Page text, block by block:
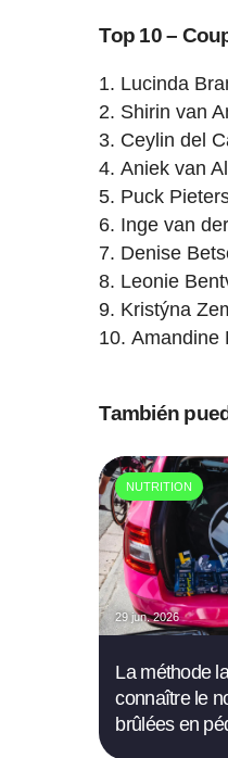
Top 10 –
Lucinda
Shirin van
Ceylin del
Aniek van
Puck
Inge van
Denise
Leonie
Kristýna
Amandine
También
NUTRITION
29 jun. 2026
La méthode
connaître le
brûlées en